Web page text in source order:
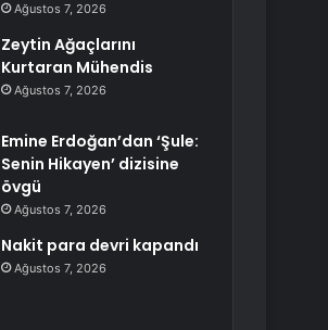
Ağustos 7, 2026
Zeytin Ağaçlarını
Kurtaran Mühendis
Ağustos 7, 2026
Emine Erdoğan’dan ‘Şule:
Senin Hikayen’ dizisine
övgü
Ağustos 7, 2026
Nakit para devri kapandı
Ağustos 7, 2026